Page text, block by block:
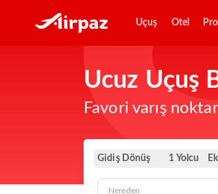
Uçuş Otel
Ucuz Uçuş
Favori varış
Gidiş Dönüş 1 Yolcu
Nereden